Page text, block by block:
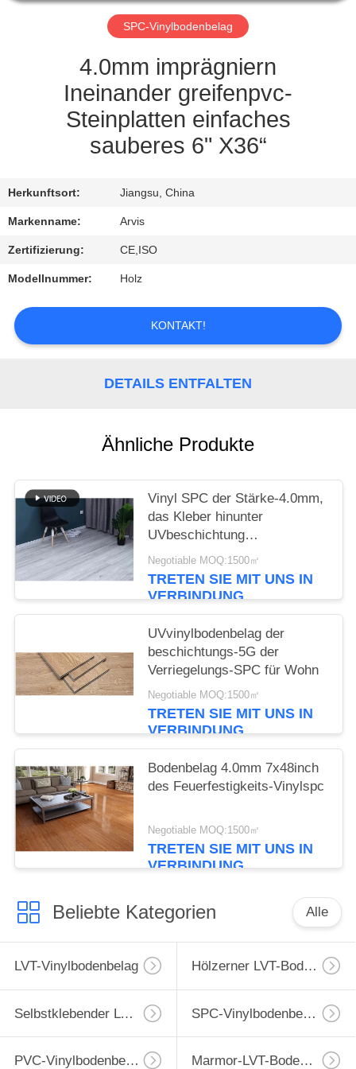
QUALITÄTSKONTROLLE
TRETEN
IN
VERBINDUNG
FORDERN
SIE
EIN
ZITAT
NACHRICHTEN
SPC-Vinylbodenbelag
4.0mm imprägniern
Ineinander greifenpvc-
Steinplatten einfaches
sauberes 6" X36“
Herkunftsort: Jiangsu, China
Markenname: Arvis
Zertifizierung: CE,ISO
Modellnummer: Holz
KONTAKT!
DETAILS ENTFALTEN
Ähnliche Produkte
Vinyl SPC der Stärke-4.0mm,
das Kleber hinunter
UVbeschichtung
183mmx1220mm ausbreitet
Negotiable MOQ:1500㎡
TRETEN SIE MIT UNS IN
VERBINDUNG
UVvinylbodenbelag der
beschichtungs-5G der
Verriegelungs-SPC für Wohn
Negotiable MOQ:1500㎡
TRETEN SIE MIT UNS IN
VERBINDUNG
Bodenbelag 4.0mm 7x48inch
des Feuerfestigkeits-Vinylspc
Negotiable MOQ:1500㎡
TRETEN SIE MIT UNS IN
VERBINDUNG
Beliebte Kategorien Alle
LVT-Vinylbodenbelag Hölzerner LVT-Bodenbelag
Selbstklebender LVT-Bodenbelag SPC-Vinylbodenbelag
PVC-Vinylbodenbelag Marmor-LVT-Bodenbelag